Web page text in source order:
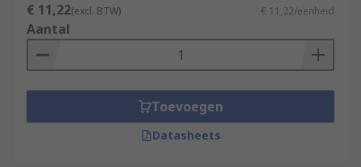
€ 11,22(excl. BTW) € 11,22/eenheid
Aantal
Toevoegen
Datasheets